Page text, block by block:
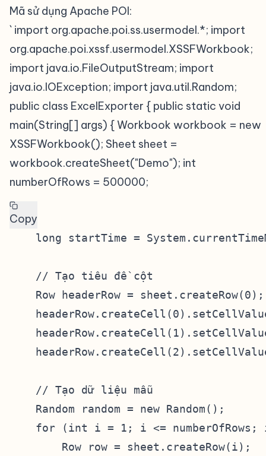
Mã sử dụng Apache POI:
` import org.apache.poi.ss.usermodel.*; import
org.apache.poi.xssf.usermodel.XSSFWorkbook;
import java.io.FileOutputStream; import
java.io.IOException; import java.util.Random;
public class ExcelExporter { public static void
main(String[] args) { Workbook workbook = new
XSSFWorkbook(); Sheet sheet =
workbook.createSheet("Demo"); int
numberOfRows = 500000;
Copy
long startTime =
    // Tạo tiêu đề cột
    Row headerRow = sheet.createRow(0);
    // Tạo dữ liệu mẫu
    Random random = new Random();
for (int i = 1; i <= numberOfRows;
        Row row = sheet.createRow(i);